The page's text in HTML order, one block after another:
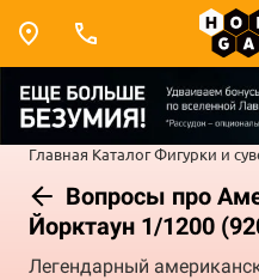
Главная КаталогФигурки и
Вопросы про
Йорктаун 1/1200
Легендарный